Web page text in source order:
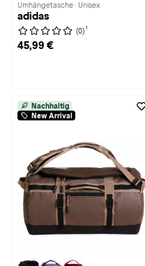
Umhängetasche · Unisex
adidas
(0) 1
45,99 €
Nachhaltig
New Arrival